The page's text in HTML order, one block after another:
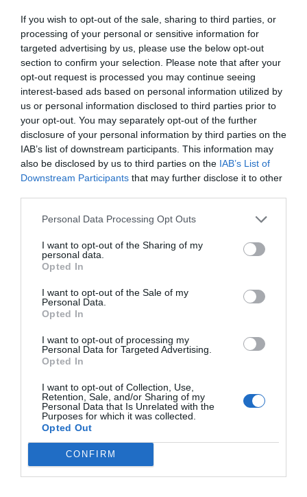
If you wish to opt-out of the sale, sharing to third parties, or
processing of your personal or sensitive information for
targeted advertising by us, please use the below opt-out
section to confirm your selection. Please note that after your
opt-out request is processed you may continue seeing
interest-based ads based on personal information utilized by
us or personal information disclosed to third parties prior to
your opt-out. You may separately opt-out of the further
disclosure of your personal information by third parties on the
IAB’s list of downstream participants. This information may
also be disclosed by us to third parties on the IAB’s List of
Downstream Participants that may further disclose it to other
Personal Data Processing Opt Outs
I want to opt-out of the Sharing of my
personal data.
Opted In
I want to opt-out of the Sale of my
Personal Data.
Opted In
I want to opt-out of processing my
Personal Data for Targeted Advertising.
Opted In
I want to opt-out of Collection, Use,
Retention, Sale, and/or Sharing of my
Personal Data that Is Unrelated with the
Purposes for which it was collected.
Opted Out
CONFIRM
Hoy destacamos
ESPAÑA
Ceuta. El Gobierno insiste en negar la
realidad y afirma que "la normalidad ya se ha
alcanzado"
Redacción 10/08/26 14:51
ECONOMÍA
Técnicas Reunidas baja en bolsa, tras un
revés judicial por el proyecto de la refinería
de Sitra (Baréin)
Cristina Martín 10/08/26 14:39
INTERNACIONAL
los grupos terroristas: "Tienen dos caminos:
fuerza decidida del Estado"
Redacción
ESPAÑA
Encuestas. El PSOE aguanta por encima de
Ceuta
José Ángel Gutiérrez 10/08/26 11:02
Los ceutíes piden a los españoles que les
ayudemos, mientras el presidente del
Gobierno tuitea desde La Mareta
Eulogio López